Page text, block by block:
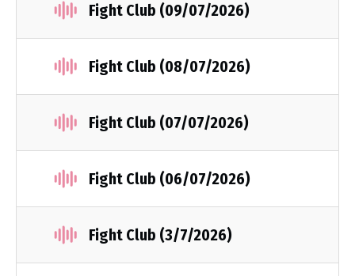
Fight Club (09/07/2026)
Fight Club (08/07/2026)
Fight Club (07/07/2026)
Fight Club (06/07/2026)
Fight Club (3/7/2026)